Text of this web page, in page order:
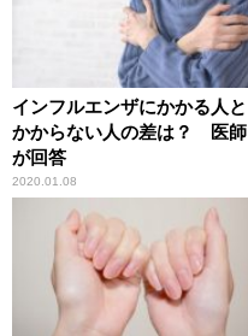
インフルエンザにかかる人と
かからない人の差は？ 医師
が回答
2020.01.08